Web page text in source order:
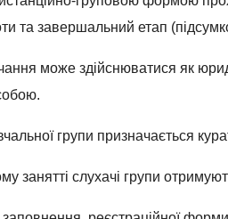
та завершальний етап
може здійснюватися як
групи призначається
занятті слухачі групи